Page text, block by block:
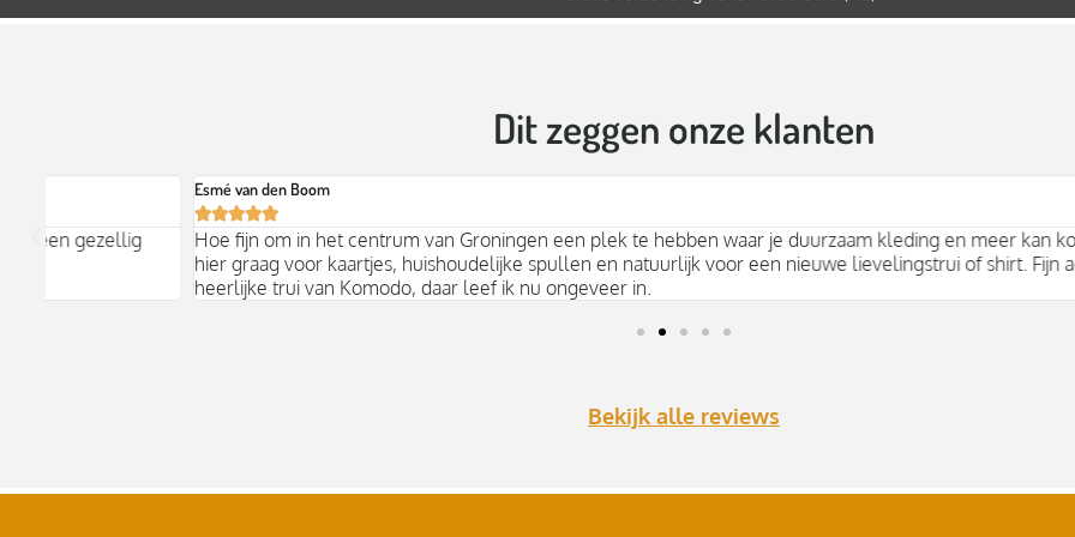
Dit zeggen onze klanten
Hoe fijn om in het centrum van Groningen een plek te hebben waar je duurzaam kleding en meer kan kopen! Veel
hier graag voor kaartjes, huishoudelijke spullen en natuurlijk voor een nieuwe lievelingstrui of shirt. Fijn advies, mooie
heerlijke trui van Komodo, daar leef ik nu ongeveer in.
Bekijk alle reviews